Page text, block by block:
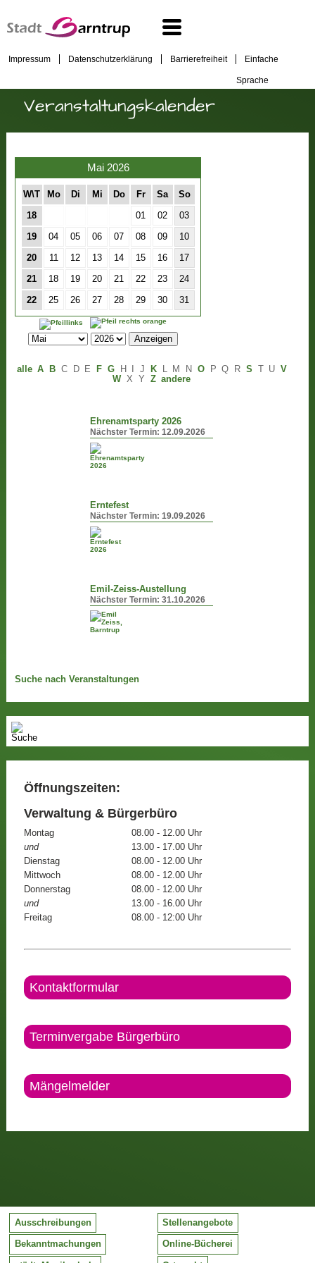
Impressum Datenschutzerklärung Barrierefreiheit Einfache
Sprache
Veranstaltungskalender
Mai 2026
W\T Mo Di Mi Do Fr Sa So
18 01 02 03
19 04 05 06 07 08 09 10
20 11 12 13 14 15 16 17
21 18 19 20 21 22 23 24
22 25 26 27 28 29 30 31
alle A B C D E F G H J K L M N O P Q R S U V
W X Y Z andere
Ehrenamtsparty 2026
Nächster Termin:12.09.2026
Erntefest
Nächster Termin:19.09.2026
Emil-Zeiss-Austellung
Nächster Termin:31.10.2026
Suche nach Veranstaltungen
Öffnungszeiten:
Verwaltung & Bürgerbüro
Montag
08.00 - 12.00 Uhr
und
13.00 - 17.00 Uhr
Dienstag
08.00 - 12.00 Uhr
Mittwoch
08.00 - 12.00 Uhr
Donnerstag
08.00 - 12.00 Uhr
und
13.00 - 16.00 Uhr
Freitag
08.00 - 12:00 Uhr
Kontaktformular
Terminvergabe Bürgerbüro
Mängelmelder
Ausschreibungen Stellenangebote
Bekanntmachungen Online-Bücherei